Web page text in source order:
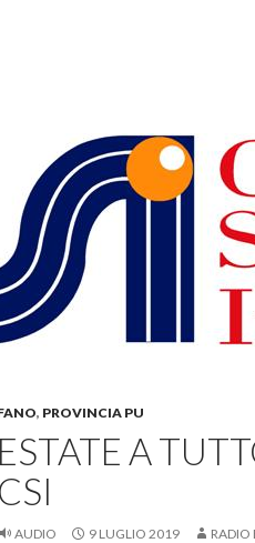
, PROVINCIA PU
ESTATE A
CSI
AUDIO 9 LUGLIO 2019 RADIO